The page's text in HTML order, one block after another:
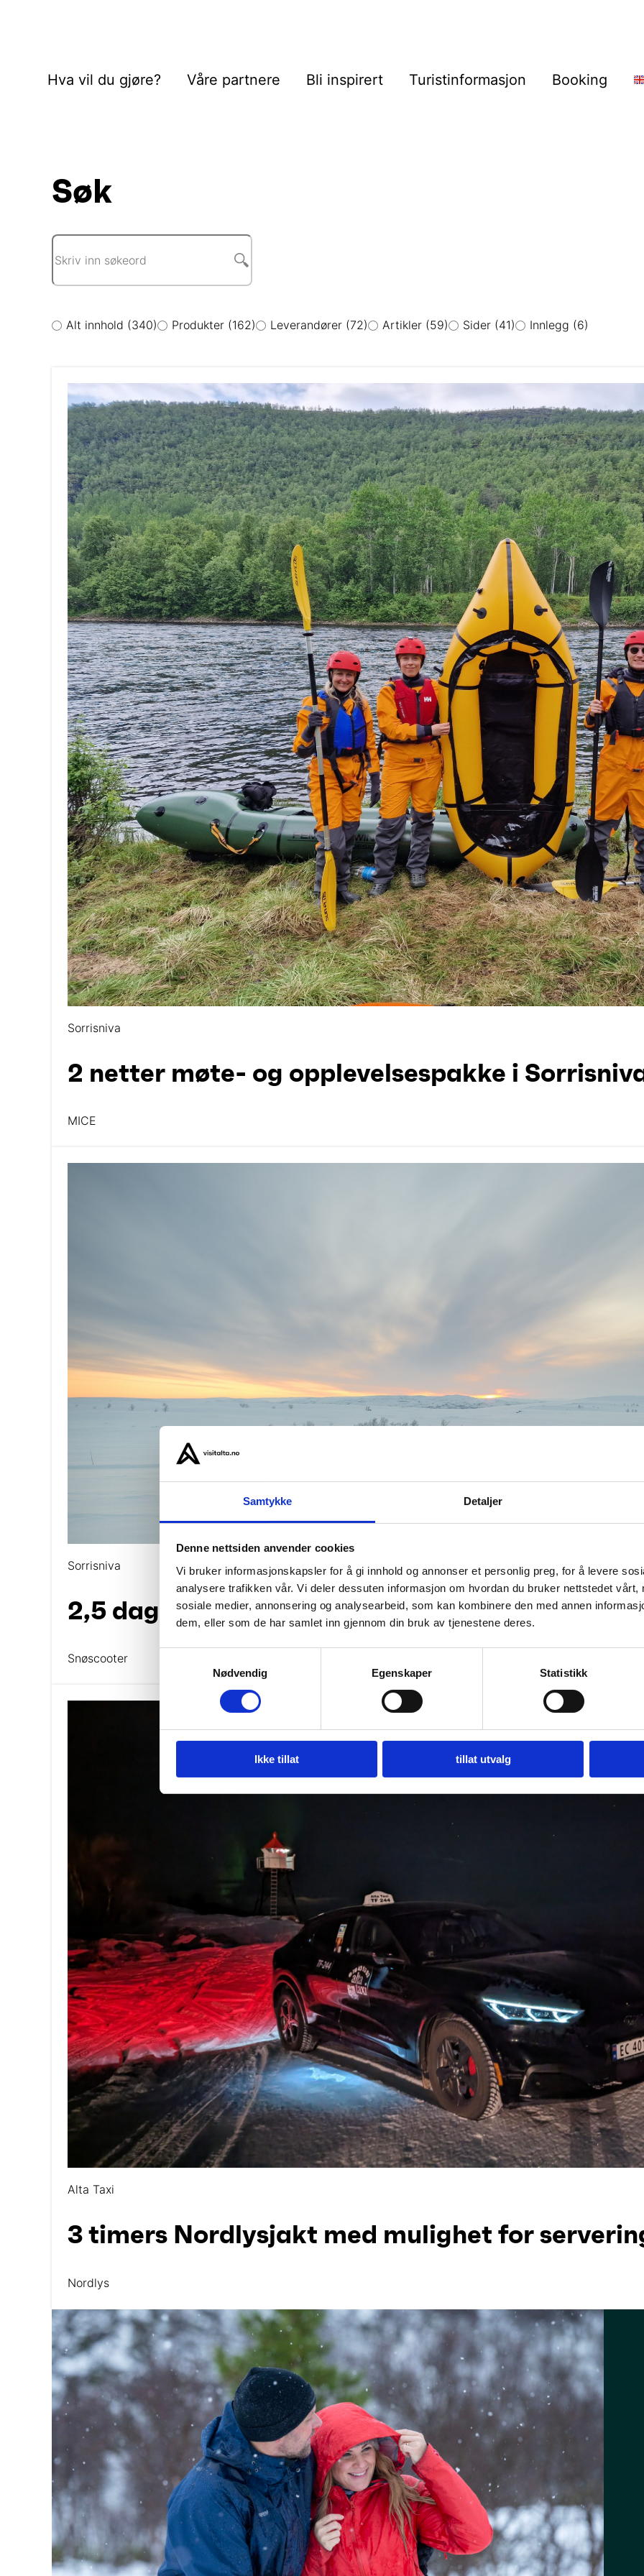
Samtykke Detaljer
Denne nettsiden anvender cookies
Vi bruker informasjonskapsler for å gi innhold og annonser et personlig preg, for å levere
analysere trafikken vår. Vi deler dessuten informasjon om hvordan du bruker nettstedet vårt,
sosiale medier, annonsering og analysearbeid, som kan kombinere den med annen
dem, eller som de har samlet inn gjennom din bruk av tjenestene deres.
Nødvendig
Egenskaper Statistikk
Ikke tillat tillat utvalg
Hva vil du gjøre? Våre partnere Bli inspirert Turistinformasjon Booking
Søk
Alt innhold (340) Produkter (162) Leverandører (72) Artikler (59) Sider (41) Innlegg (6)
Sorrisniva
2 netter møte- og opplevelsespakke i
MICE
Sorrisniva
2,5 dagers snøscooter safari til Karasjok
Snøscooter
Alta Taxi
3 timers Nordlysjakt med mulighet for
Nordlys